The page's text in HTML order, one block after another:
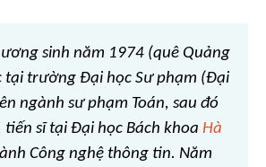
sinh năm 1974 (quê Quảng
tại trường Đại học Sư phạm (Đại
ngành sư phạm Toán, sau đó
tiến sĩ tại Đại học Bách khoa Hà
Công nghệ thông tin. Năm